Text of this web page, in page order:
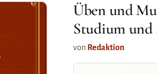
Üben und
Studium und
von Redaktion